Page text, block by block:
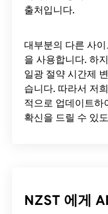
출처입니다.
대부분의 다른 사
을 사용합니다. 하
일광 절약 시간제
습니다. 따라서 저
적으로 업데이트하
확신을 드릴 수 있
NZST 에게